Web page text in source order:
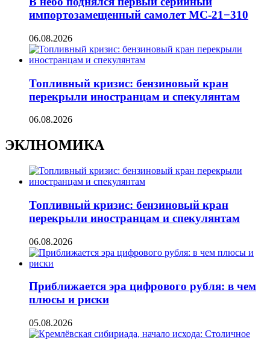
импортозамещенный самолет МС-21−310
06.08.2026
Топливный кризис: бензиновый кран
перекрыли иностранцам и спекулянтам
06.08.2026
ЭКЛНОМИКА
Топливный кризис: бензиновый кран
перекрыли иностранцам и спекулянтам
06.08.2026
Приближается эра цифрового рубля: в чем
плюсы и риски
05.08.2026